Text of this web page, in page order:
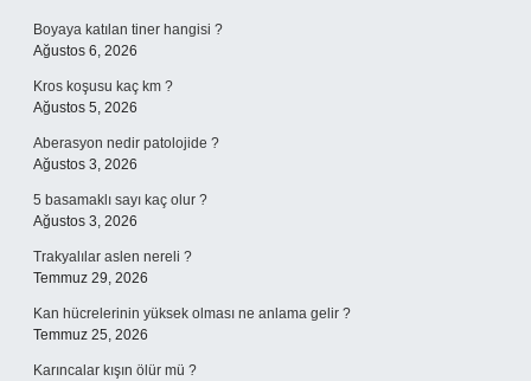
Boyaya katılan tiner hangisi ?
Ağustos 6, 2026
Kros koşusu kaç km ?
Ağustos 5, 2026
Aberasyon nedir patolojide ?
Ağustos 3, 2026
5 basamaklı sayı kaç olur ?
Ağustos 3, 2026
Trakyalılar aslen nereli ?
Temmuz 29, 2026
Kan hücrelerinin yüksek olması ne anlama gelir ?
Temmuz 25, 2026
Karıncalar kışın ölür mü ?